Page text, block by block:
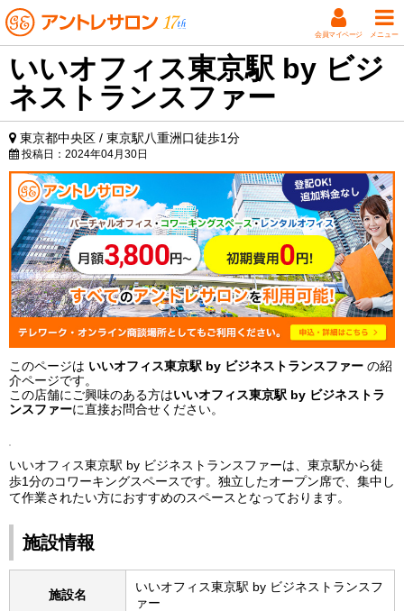
会員マイページ メニュー
いいオフィス東京駅 by ビジ
ネストランスファー
東京都中央区 / 東京駅八重洲口徒歩1分
投稿日： 2024年04月30日
このページは いいオフィス東京駅 by ビジネストランスファー の紹
介ページです。
この店舗にご興味のある方はいいオフィス東京駅 by ビジネストラ
ンスファーに直接お問合せください。
いいオフィス東京駅 by ビジネストランスファーは、東京駅から徒
歩1分のコワーキングスペースです。独立したオープン席で、集中し
て作業されたい方におすすめのスペースとなっております。
施設情報
施設名
いいオフィス東京駅 by ビジネストランスフ
ァー